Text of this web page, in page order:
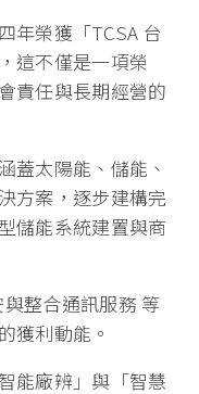
年榮獲「TCSA 台
這不僅是一項榮
責任與長期經營的
蓋太陽能、儲能、
方案，逐步建構完
儲能系統建置與商
整合通訊服務 等
獲利動能。
能廠辨」與「智慧